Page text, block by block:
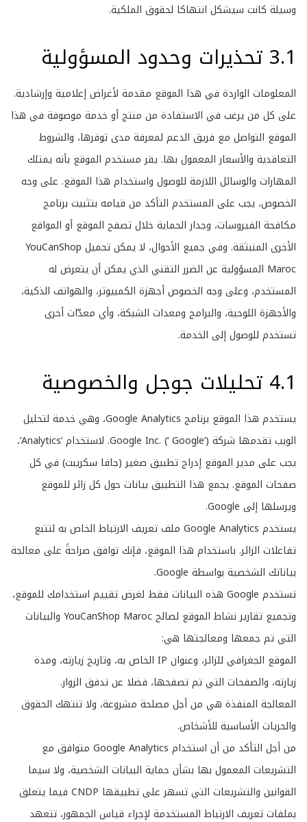
وسيلة كانت سيشكل انتهاكا لحقوق الملكية.
3.1 تحذيرات وحدود المسؤولية
المعلومات الواردة في هذا الموقع مقدمة لأغراض إعلامية وإرشادية.
على كل من يرغب في الاستفادة من منتج أو خدمة موصوفة في هذا
الموقع التواصل مع فريق الدعم لمعرفة مدى توفرها، والشروط
التعاقدية والأسعار المعمول بها. يقر مستخدم الموقع بأنه يمتلك
المهارات والوسائل اللازمة للوصول واستخدام هذا الموقع. على وجه
الخصوص، يجب على المستخدم التأكد من قيامه بتثبيت برنامج
مكافحة الفيروسات، وجدار الحماية خلال تصفح الموقع أو المواقع
الأخرى المنبثقة. وفي جميع الأحوال، لا يمكن تحميل YouCanShop
Maroc المسؤولية عن الضرر التقني الذي يمكن أن يتعرض له
المستخدم، وعلى وجه الخصوص أجهزة الكمبيوتر، والهواتف الذكية،
والأجهزة اللوحية، والبرامج ومعدات الشبكة، وأي معدّات أخرى
تستخدم للوصول إلى الخدمة.
4.1 تحليلات جوجل والخصوصية
يستخدم هذا الموقع برنامج Google Analytics، وهي خدمة لتحليل
الويب تقدمها شركة Google Inc. (‘ Google’). لاستخدام ‘Analytics’،
يجب على مدير الموقع إدراج تطبيق صغير (جافا سكريبت) في كل
صفحات الموقع. يجمع هذا التطبيق بيانات حول كل زائر للموقع
ويرسلها إلى Google.
يستخدم Google Analytics ملف تعريف الارتباط الخاص به لتتبع
تفاعلات الزائر. باستخدام هذا الموقع، فإنك توافق صراحةً على معالجة
بياناتك الشخصية بواسطة Google.
تستخدم Google هذه البيانات فقط لغرض تقييم استخدامك للموقع،
وتجميع تقارير نشاط الموقع لصالح YouCanShop Maroc والبيانات
التي تم جمعها ومعالجتها هي:
الموقع الجغرافي للزائر، وعنوان IP الخاص به، وتاريخ زيارته، ومدة
زيارته، والصفحات التي تم تصفحها، فضلا عن تدفق الزوار.
المعالجة المنفذة هي من أجل مصلحة مشروعة، ولا تنتهك الحقوق
والحريات الأساسية للأشخاص.
من أجل التأكد من أن استخدام Google Analytics متوافق مع
التشريعات المعمول بها بشأن حماية البيانات الشخصية، ولا سيما
القوانين والتشريعات التي تسهر على تطبيقها CNDP فيما يتعلق
بملفات تعريف الارتباط المستخدمة لإجراء قياس الجمهور، تتعهد